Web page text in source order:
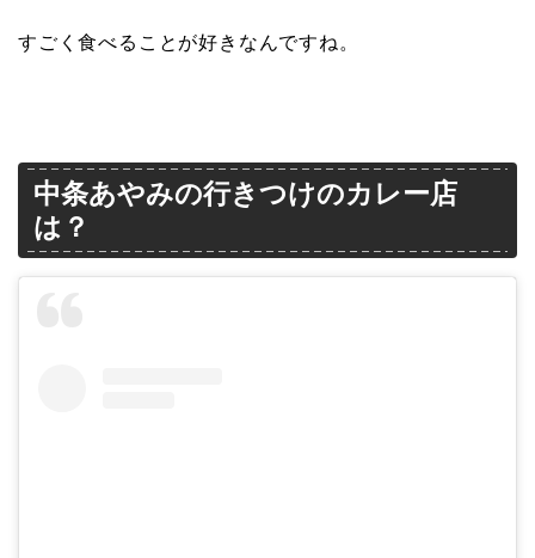
すごく食べることが好きなんですね。
中条あやみの行きつけのカレー店
は？